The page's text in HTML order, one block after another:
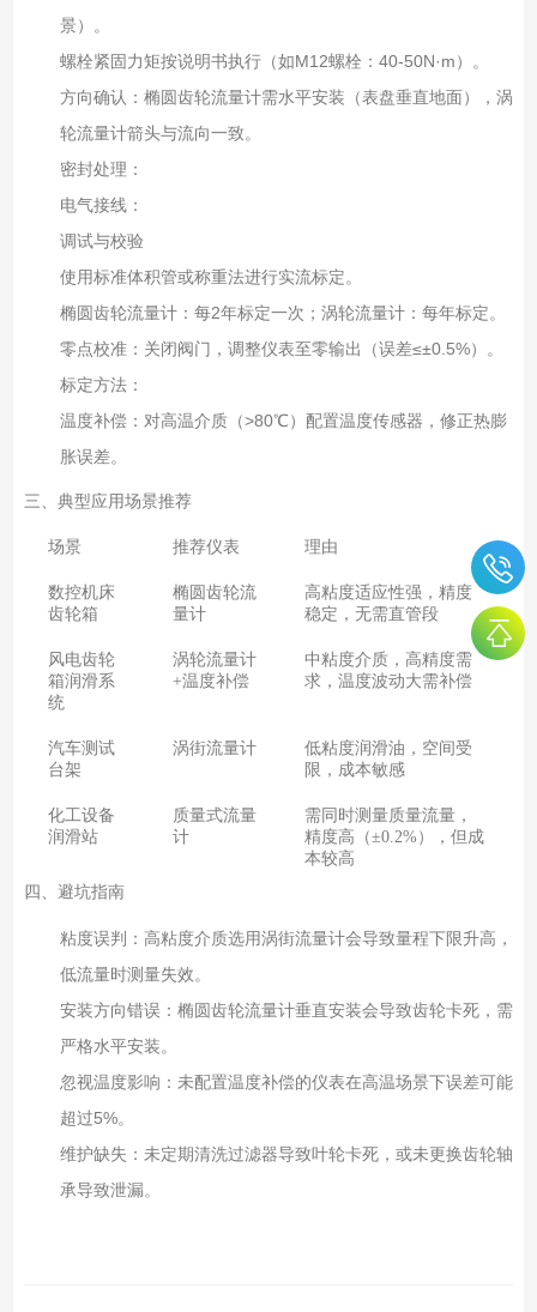
景）。
螺栓紧固力矩按说明书执行（如M12螺栓：40-50N·m）。
方向确认：椭圆齿轮流量计需水平安装（表盘垂直地面），涡
轮流量计箭头与流向一致。
密封处理：
电气接线：
调试与校验
使用标准体积管或称重法进行实流标定。
椭圆齿轮流量计：每2年标定一次；涡轮流量计：每年标定。
零点校准：关闭阀门，调整仪表至零输出（误差≤±0.5%）。
标定方法：
温度补偿：对高温介质（>80℃）配置温度传感器，修正热膨
胀误差。
三、典型应用场景推荐
场景 推荐仪表 理由
数控机床
齿轮箱
椭圆齿轮流
量计
高粘度适应性强，精度
稳定，无需直管段
风电齿轮
箱润滑系
统
涡轮流量计
+温度补偿
中粘度介质，高精度需
求，温度波动大需补偿
汽车测试
台架
涡街流量计
低粘度润滑油，空间受
限，成本敏感
化工设备
润滑站
质量式流量
计
需同时测量质量流量，
精度高（±0.2%），但成
本较高
四、避坑指南
粘度误判：高粘度介质选用涡街流量计会导致量程下限升高，
低流量时测量失效。
安装方向错误：椭圆齿轮流量计垂直安装会导致齿轮卡死，需
严格水平安装。
忽视温度影响：未配置温度补偿的仪表在高温场景下误差可能
超过5%。
维护缺失：未定期清洗过滤器导致叶轮卡死，或未更换齿轮轴
承导致泄漏。